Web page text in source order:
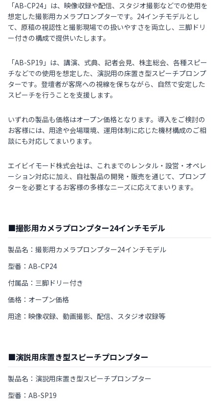
「AB-CP24」は、映像収録や配信、スタジオ撮影などでの使用を
想定した撮影用カメラプロンプターです。24インチモデルとし
て、原稿の視認性と撮影現場での扱いやすさを両立し、三脚ドリ
ー付きの構成で提供いたします。
「AB-SP19」は、講演、式典、記者会見、株主総会、各種スピー
チなどでの使用を想定した、演説用の床置き型スピーチプロンプ
ターです。登壇者が客席への視線を保ちながら、自然で安定した
スピーチを行うことを支援します。
いずれの製品も価格はオープン価格となります。導入をご検討の
お客様には、用途や会場環境、運用体制に応じた機材構成のご相
談にも対応してまいります。
エイビイモード株式会社は、これまでのレンタル・設営・オペレ
ーション対応に加え、自社製品の開発・販売を通じて、プロンプ
ターを必要とするお客様の多様なニーズに応えてまいります。
■撮影用カメラプロンプター24インチモデル
製品名：撮影用カメラプロンプター24インチモデル
型番：AB-CP24
付属品：三脚ドリー付き
価格：オープン価格
用途：映像収録、動画撮影、配信、スタジオ収録等
■演説用床置き型スピーチプロンプター
製品名：演説用床置き型スピーチプロンプター
型番：AB-SP19